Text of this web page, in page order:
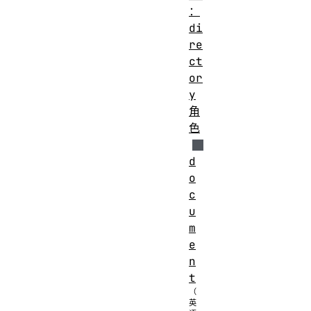
：
di
re
ct
or
y
角
色
d
o
c
u
m
e
n
t